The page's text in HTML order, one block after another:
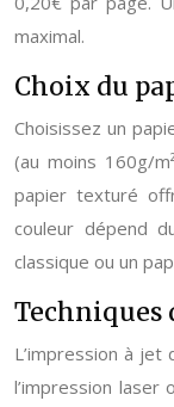
maximal.
Choix du
Choisissez un
(au moins 160g/
papier texturé
couleur dépend
classique ou un
Techniques
L’impression à jet
l’impression